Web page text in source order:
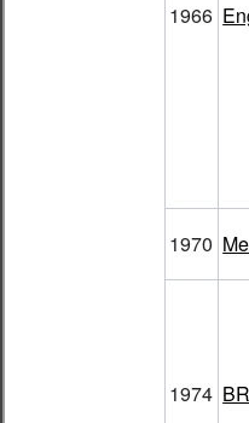
1966
1970
1974